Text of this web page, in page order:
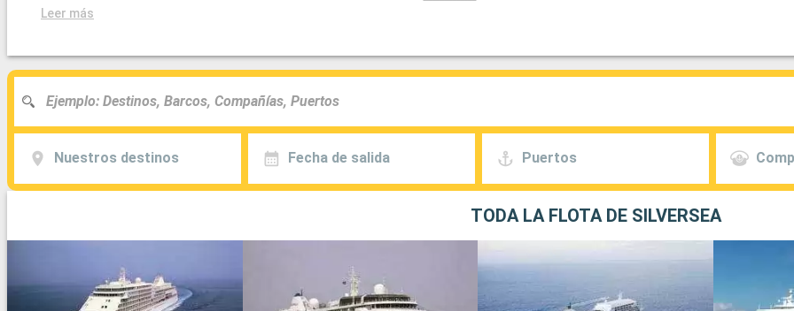
Leer más
Nuestros destinos Fecha de salida Puertos
TODA LA FLOTA DE SILVERSEA